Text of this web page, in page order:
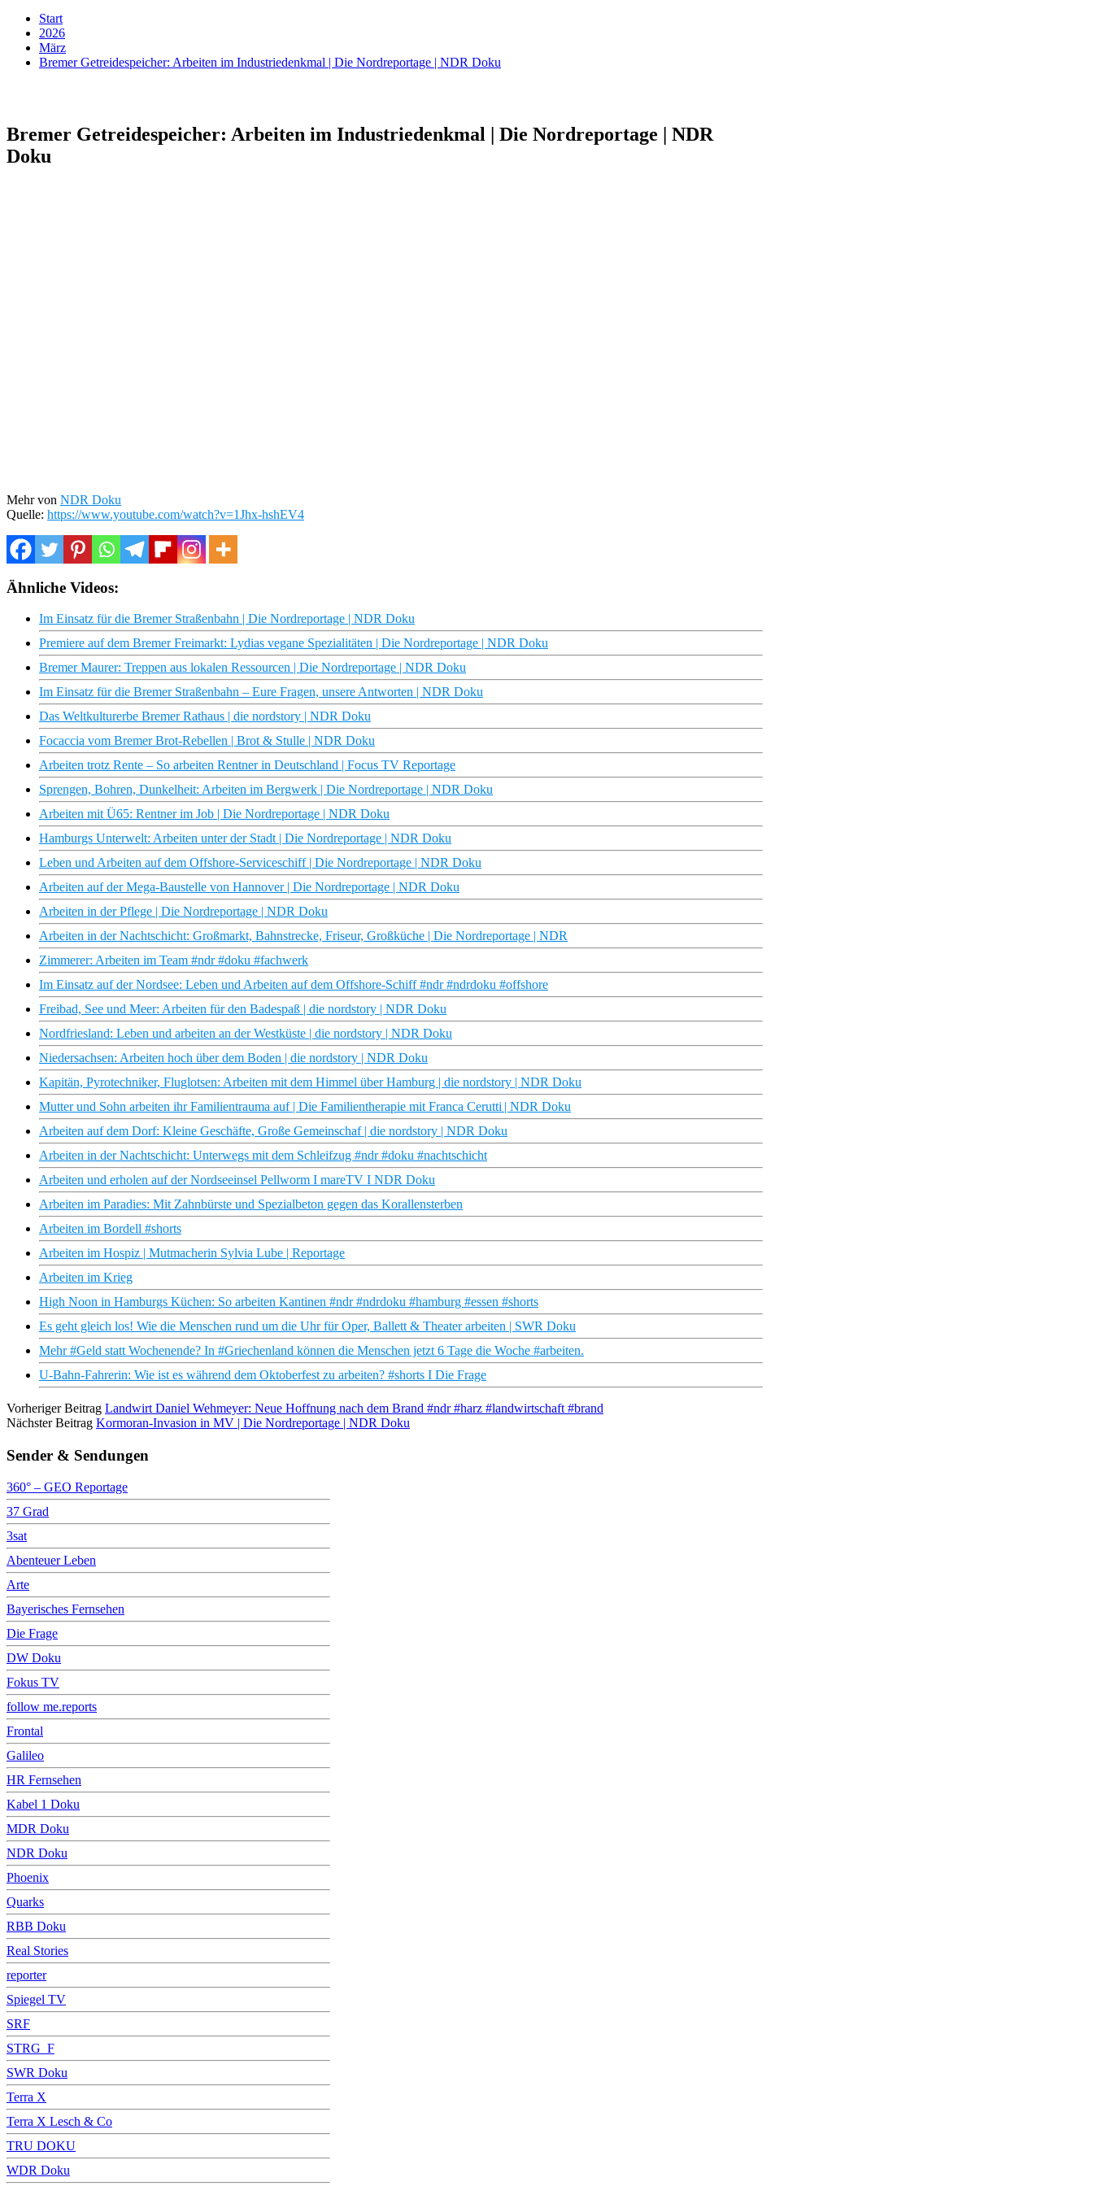
Start
2026
März
Bremer Getreidespeicher: Arbeiten im Industriedenkmal | Die Nordreportage | NDR Doku
Bremer Getreidespeicher: Arbeiten im Industriedenkmal | Die Nordreportage | NDR
Doku
Mehr von NDR Doku
Quelle: https://www.youtube.com/watch?v=1Jhx-hshEV4
Ähnliche Videos:
Im Einsatz für die Bremer Straßenbahn | Die Nordreportage | NDR Doku
Premiere auf dem Bremer Freimarkt: Lydias vegane Spezialitäten | Die Nordreportage | NDR Doku
Bremer Maurer: Treppen aus lokalen Ressourcen | Die Nordreportage | NDR Doku
Im Einsatz für die Bremer Straßenbahn – Eure Fragen, unsere Antworten | NDR Doku
Das Weltkulturerbe Bremer Rathaus | die nordstory | NDR Doku
Focaccia vom Bremer Brot-Rebellen | Brot & Stulle | NDR Doku
Arbeiten trotz Rente – So arbeiten Rentner in Deutschland | Focus TV Reportage
Sprengen, Bohren, Dunkelheit: Arbeiten im Bergwerk | Die Nordreportage | NDR Doku
Arbeiten mit Ü65: Rentner im Job | Die Nordreportage | NDR Doku
Hamburgs Unterwelt: Arbeiten unter der Stadt | Die Nordreportage | NDR Doku
Leben und Arbeiten auf dem Offshore-Serviceschiff | Die Nordreportage | NDR Doku
Arbeiten auf der Mega-Baustelle von Hannover | Die Nordreportage | NDR Doku
Arbeiten in der Pflege | Die Nordreportage | NDR Doku
Arbeiten in der Nachtschicht: Großmarkt, Bahnstrecke, Friseur, Großküche | Die Nordreportage | NDR
Zimmerer: Arbeiten im Team #ndr #doku #fachwerk
Im Einsatz auf der Nordsee: Leben und Arbeiten auf dem Offshore-Schiff #ndr #ndrdoku #offshore
Freibad, See und Meer: Arbeiten für den Badespaß | die nordstory | NDR Doku
Nordfriesland: Leben und arbeiten an der Westküste | die nordstory | NDR Doku
Niedersachsen: Arbeiten hoch über dem Boden | die nordstory | NDR Doku
Kapitän, Pyrotechniker, Fluglotsen: Arbeiten mit dem Himmel über Hamburg | die nordstory | NDR Doku
Mutter und Sohn arbeiten ihr Familientrauma auf | Die Familientherapie mit Franca Cerutti | NDR Doku
Arbeiten auf dem Dorf: Kleine Geschäfte, Große Gemeinschaf | die nordstory | NDR Doku
Arbeiten in der Nachtschicht: Unterwegs mit dem Schleifzug #ndr #doku #nachtschicht
Arbeiten und erholen auf der Nordseeinsel Pellworm I mareTV I NDR Doku
Arbeiten im Paradies: Mit Zahnbürste und Spezialbeton gegen das Korallensterben
Arbeiten im Bordell #shorts
Arbeiten im Hospiz | Mutmacherin Sylvia Lube | Reportage
Arbeiten im Krieg
High Noon in Hamburgs Küchen: So arbeiten Kantinen #ndr #ndrdoku #hamburg #essen #shorts
Es geht gleich los! Wie die Menschen rund um die Uhr für Oper, Ballett & Theater arbeiten | SWR Doku
Mehr #Geld statt Wochenende? In #Griechenland können die Menschen jetzt 6 Tage die Woche #arbeiten.
U-Bahn-Fahrerin: Wie ist es während dem Oktoberfest zu arbeiten? #shorts I Die Frage
Vorheriger Beitrag Landwirt Daniel Wehmeyer: Neue Hoffnung nach dem Brand #ndr #harz #landwirtschaft #brand
Nächster Beitrag Kormoran-Invasion in MV | Die Nordreportage | NDR Doku
Sender & Sendungen
360° – GEO Reportage
37 Grad
3sat
Abenteuer Leben
Arte
Bayerisches Fernsehen
Die Frage
DW Doku
Fokus TV
follow me.reports
Frontal
Galileo
HR Fernsehen
Kabel 1 Doku
MDR Doku
NDR Doku
Phoenix
Quarks
RBB Doku
Real Stories
reporter
Spiegel TV
SRF
STRG_F
SWR Doku
Terra X
Terra X Lesch & Co
TRU DOKU
WDR Doku